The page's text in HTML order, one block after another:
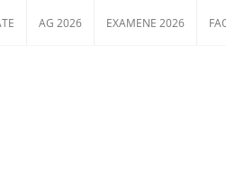
AG 2026 EXAMENE 2026